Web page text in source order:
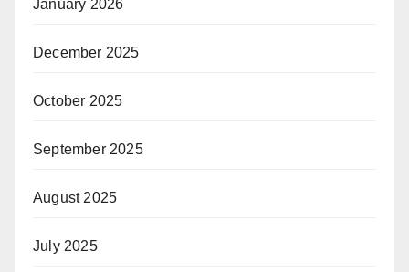
January 2026
December 2025
October 2025
September 2025
August 2025
July 2025